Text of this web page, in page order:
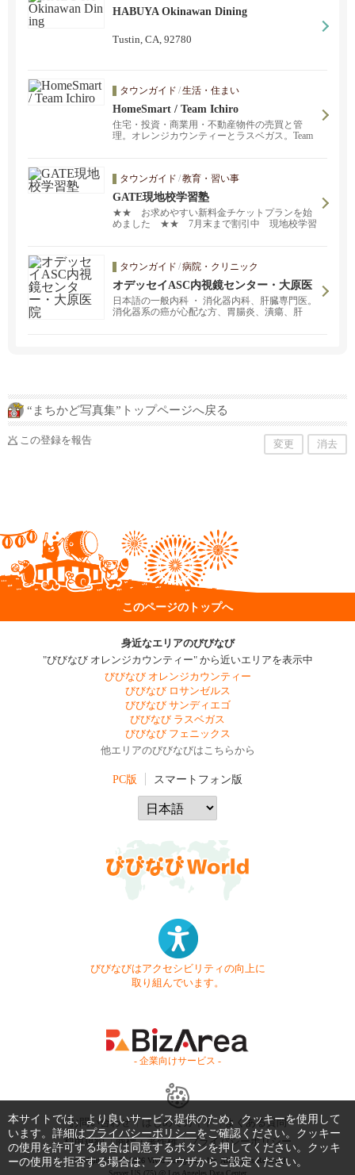
HABUYA Okinawan Dining
Tustin, CA, 92780
タウンガイド /生活・住まい
HomeSmart / Team Ichiro
住宅・投資・商業用・不動産物件の売買と管
理。オレンジカウンティーとラスベガス。Team
す。 マイホーム購入をお考えの方、ご自宅の売
却をお考えの方、貸家の管理委託をお考えの
方、南カリフォルニア及びラスベガスでの不動
産投資案件をお探しの方、お気軽にお問い合わ
せ下さい。 日本人とアメリカ人スタッフによる
タウンガイド /教育・習い事
GATE現地校学習塾
★★ お求めやすい新料金チケットプランを始
めました ★★ 7月末まで割引中 現地校学習
タウンガイド /病院・クリニック
オデッセイASC内視鏡センター・大原医
院
日本語の一般内科 ・ 消化器内科、肝臓専門医。
消化器系の癌が心配な方、胃腸炎、潰瘍、肝
“まちかど写真集”トップページへ戻る
この登録を報告 変更 消去
このページのトップへ
身近なエリアのびびなび
"びびなび オレンジカウンティー" から近いエリアを表示中
びびなび オレンジカウンティー
びびなび ロサンゼルス
びびなび サンディエゴ
びびなび ラスベガス
びびなび フェニックス
他エリアのびびなびはこちらから
PC版 スマートフォン版
びびなびはアクセシビリティの向上に
取り組んでいます。
- 企業向けサービス -
お問い合わせ はじめてガイド
よくある質問
利用規約
商標・著作権 プライバシーポリシー
Copyright © 1999-2026 Vivid Navigation, Inc. All Rights Reserved.
Server US (75) @ Los Angeles Data Center
本サイトでは、より良いサービス提供のため、クッキーを使用して
います。詳細はプライバシーポリシーをご確認ください。クッキー
の使用を許可する場合は同意するボタンを押してください。クッキ
ーの使用を拒否する場合は、ブラウザからご設定ください。